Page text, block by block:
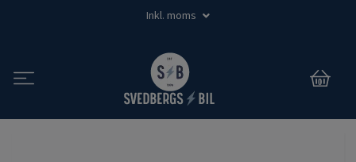
Inkl. moms
0